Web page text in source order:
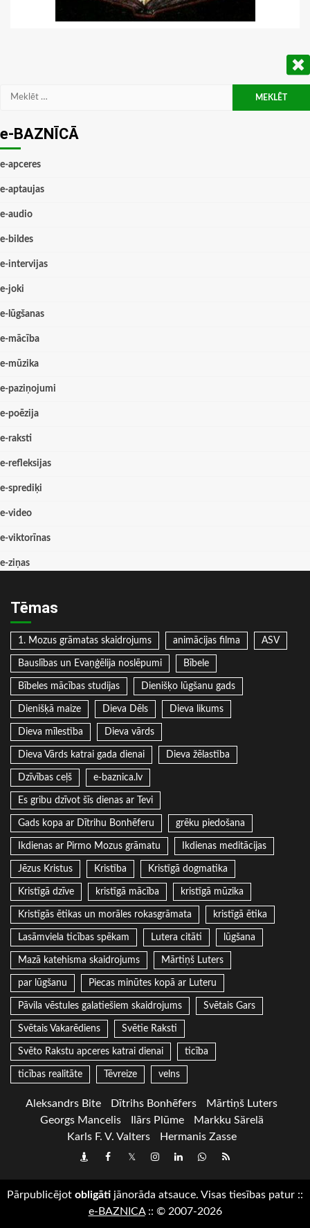
Meklēt:
e-BAZNĪCĀ
e-apceres
e-aptaujas
e-audio
e-bildes
e-intervijas
e-joki
e-lūgšanas
e-mācība
e-mūzika
e-paziņojumi
e-poēzija
e-raksti
e-refleksijas
e-sprediķi
e-video
e-viktorīnas
e-ziņas
Tēmas
1. Mozus grāmatas skaidrojums animācijas filma ASV
Bauslības un Evaņģēlija noslēpumi Bībele
Bībeles mācības studijas Dienišķo lūgšanu gads
Dienišķā maize Dieva Dēls Dieva likums
Dieva mīlestība Dieva vārds
Dieva Vārds katrai gada dienai Dieva žēlastība
Dzīvības ceļš e-baznica.lv
Es gribu dzīvot šīs dienas ar Tevi
Gads kopa ar Dītrihu Bonhēferu grēku piedošana
Ikdienas ar Pirmo Mozus grāmatu Ikdienas meditācijas
Jēzus Kristus Kristība Kristīgā dogmatika
Kristīgā dzīve kristīgā mācība kristīgā mūzika
Kristīgās ētikas un morāles rokasgrāmata kristīgā ētika
Lasāmviela ticības spēkam Lutera citāti lūgšana
Mazā katehisma skaidrojums Mārtiņš Luters
par lūgšanu Piecas minūtes kopā ar Luteru
Pāvila vēstules galatiešiem skaidrojums Svētais Gars
Svētais Vakarēdiens Svētie Raksti
Svēto Rakstu apceres katrai dienai ticība
ticības realitāte Tēvreize velns
Aleksandrs Bite Dītrihs Bonhēfers
Mārtiņš Luters
Georgs Mancelis
Ilārs Plūme
Markku Särelä
Karls F. V. Valters
Hermanis Zasse
DraugiemFacebook
TwitterInstagram
LinkedInwhatsapp
RSS
Pārpublicējot obligāti jānorāda atsauce. Visas tiesības patur ::
e-BAZNICA:: © 2007-2026